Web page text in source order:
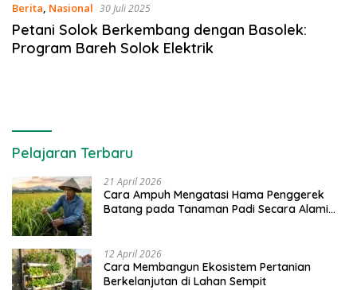
Berita, Nasional 30 Juli 2025
Petani Solok Berkembang dengan Basolek:
Program Bareh Solok Elektrik
Pelajaran Terbaru
21 April 2026
Cara Ampuh Mengatasi Hama Penggerek
Batang pada Tanaman Padi Secara Alami
12 April 2026
Cara Membangun Ekosistem Pertanian
Berkelanjutan di Lahan Sempit